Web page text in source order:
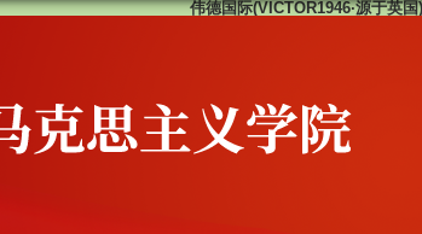
伟德国际(VICTOR1946·源于英